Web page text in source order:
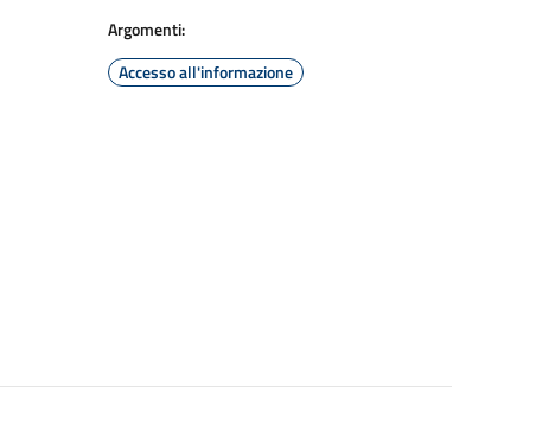
Argomenti:
Accesso all'informazione